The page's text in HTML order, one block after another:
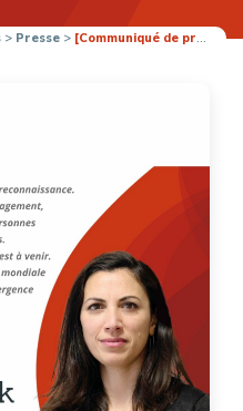
> Presse > [Communiqué de presse] Aline BSAIBES, élue parmi les entrepreneuses high tech les plus influentes d’Europe.